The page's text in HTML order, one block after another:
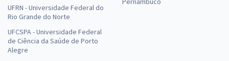
UFRN - Universidade Federal do
Rio Grande do Norte
UFCSPA - Universidade Federal
de Ciência da Saúde de Porto
Alegre